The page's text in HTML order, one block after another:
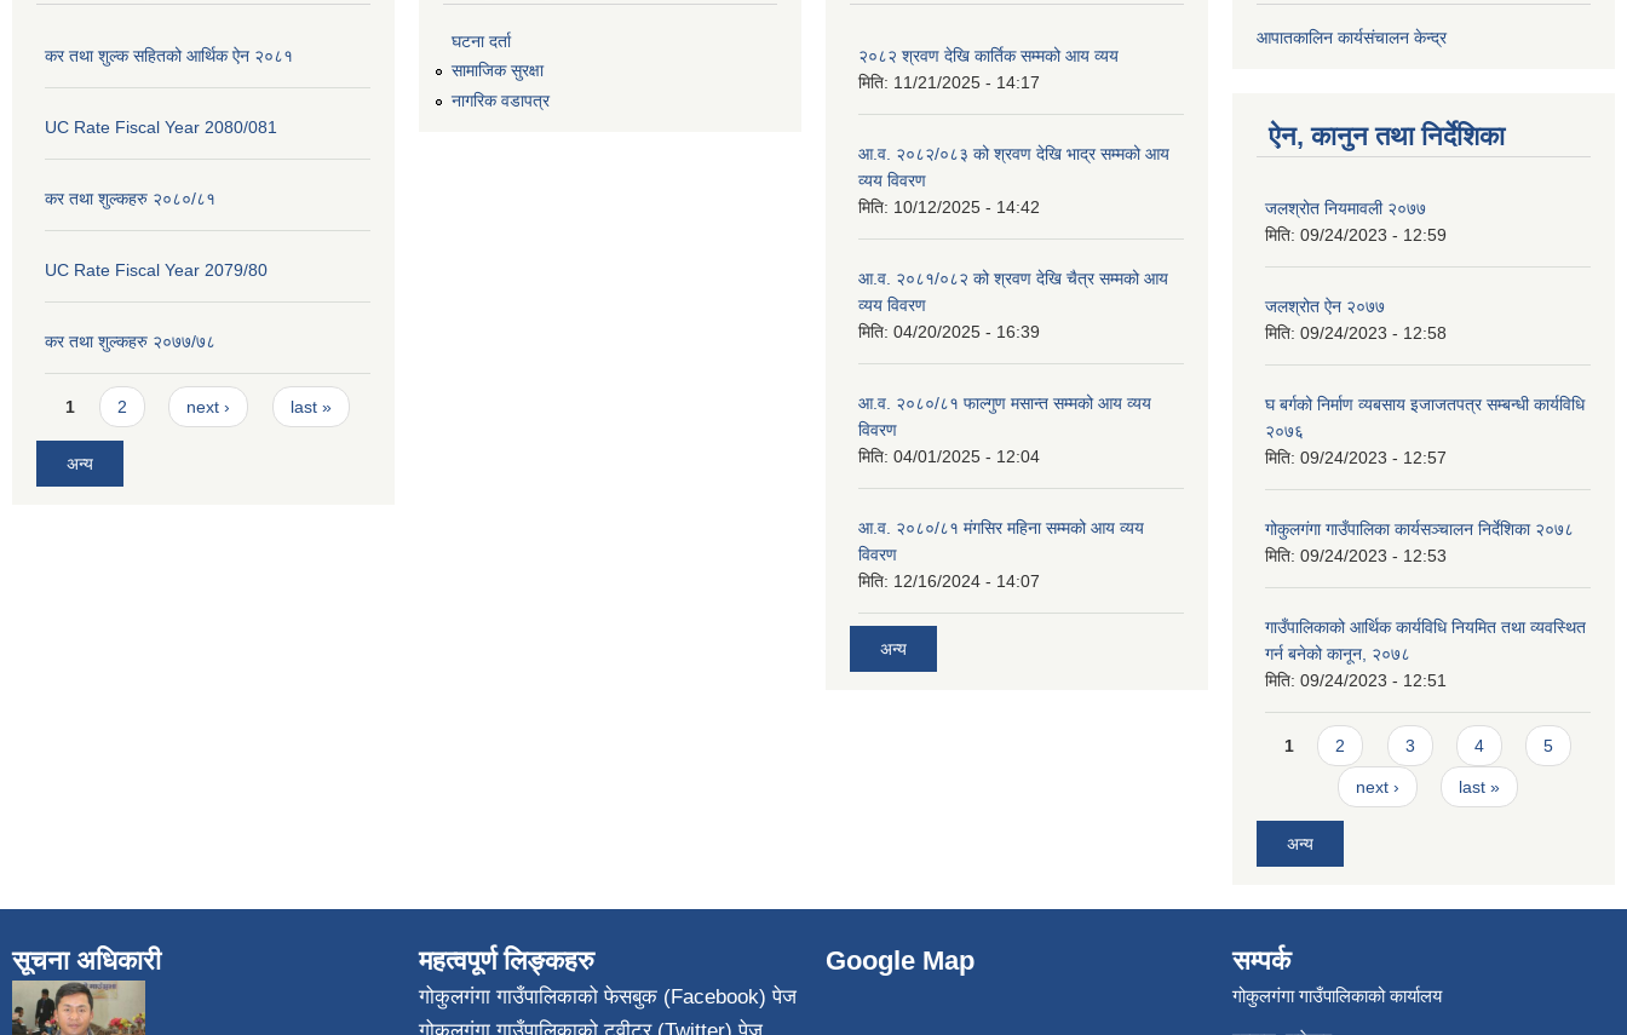
कर तथा शुल्क सहितको आर्थिक ऐन २०८१
UC Rate Fiscal Year 2080/081
कर तथा शुल्कहरु २०८०/८१
UC Rate Fiscal Year 2079/80
कर तथा शुल्कहरु २०७७/७८
Pages
1 2 next › last »
अन्य
घटना दर्ता
सामाजिक सुरक्षा
नागरिक वडापत्र
२०८२ श्रवण देखि कार्तिक सम्मको आय व्यय
मिति: 11/21/2025 - 14:17
आ.व. २०८२/०८३ को श्रवण देखि भाद्र सम्मको आय
व्यय विवरण
मिति: 10/12/2025 - 14:42
आ.व. २०८१/०८२ को श्रवण देखि चैत्र सम्मको आय
व्यय विवरण
मिति: 04/20/2025 - 16:39
आ.व. २०८०/८१ फाल्गुण मसान्त सम्मको आय व्यय
विवरण
मिति: 04/01/2025 - 12:04
आ.व. २०८०/८१ मंगसिर महिना सम्मको आय व्यय
विवरण
मिति: 12/16/2024 - 14:07
अन्य
आपातकालिन कार्यसंचालन केन्द्र
ऐन, कानुन तथा निर्देशिका
जलश्रोत नियमावली २०७७
मिति: 09/24/2023 - 12:59
जलश्रोत ऐन २०७७
मिति: 09/24/2023 - 12:58
घ बर्गको निर्माण व्यबसाय इजाजतपत्र सम्बन्धी कार्यविधि
२०७६
मिति: 09/24/2023 - 12:57
गोकुलगंगा गाउँपालिका कार्यसञ्चालन निर्देशिका २०७८
मिति: 09/24/2023 - 12:53
गाउँपालिकाको आर्थिक कार्यविधि नियमित तथा व्यवस्थित
गर्न बनेको कानून, २०७८
मिति: 09/24/2023 - 12:51
Pages
1 2 3 4 5
next › last »
अन्य
सूचना अधिकारी महत्वपूर्ण लिङ्कहरु
गोकुलगंगा गाउँपालिकाको फेसबुक (Facebook) पेज
Google Map सम्पर्क
गोकुलगंगा गाउँपालिकाको कार्यालय